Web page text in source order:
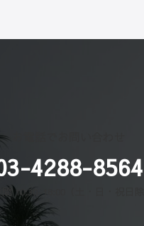
4288-8564
間 10:30-18:00（土・日・祝日除